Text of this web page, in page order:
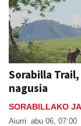
Sorabilla
nagusia
SORABILLAKO
Aiurri abu 06, 07:00